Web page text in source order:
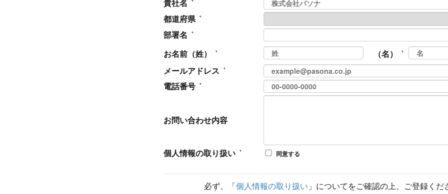
貴社名
都道府県
部署名
お名前（姓）
（名）
メールアドレス
電話番号
お問い合わせ内容
個人情報の取り扱い 同意する
必ず、「個人情報の取り扱い 」についてをご確認の上、ご登録くだ